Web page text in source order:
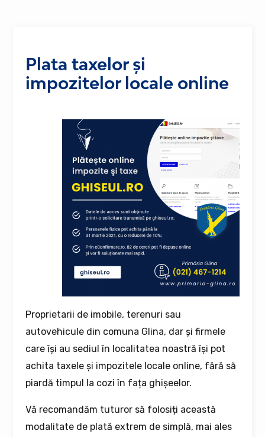
Plata taxelor și
impozitelor locale online
Proprietarii de imobile, terenuri sau
autovehicule din comuna Glina, dar și firmele
care își au sediul în localitatea noastră își pot
achita taxele și impozitele locale online, fără să
piardă timpul la cozi în fața ghișeelor.
Vă recomandăm tuturor să folosiți această
modalitate de plată extrem de simplă, mai ales